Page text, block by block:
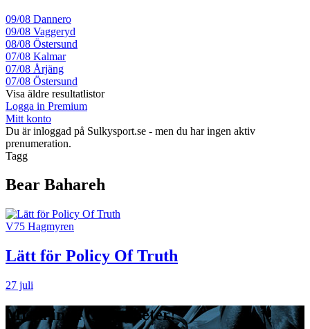
09/08 Dannero
09/08 Vaggeryd
08/08 Östersund
07/08 Kalmar
07/08 Årjäng
07/08 Östersund
Visa äldre resultatlistor
Logga in Premium
Mitt konto
Du är inloggad på Sulkysport.se - men du har ingen aktiv
prenumeration.
Tagg
Bear Bahareh
V75 Hagmyren
Lätt för Policy Of Truth
27 juli
Missa inga travnyheter!